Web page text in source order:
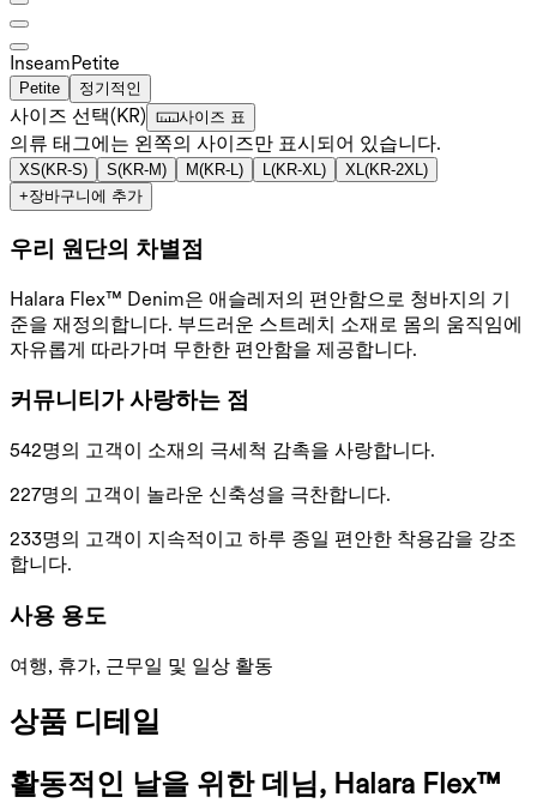
Inseam️Petite
Petite 정기적인
사이즈 선택(KR) 사이즈 표
의류 태그에는 왼쪽의 사이즈만 표시되어 있습니다.
XS(KR-S) S(KR-M) M(KR-L) L(KR-XL) XL(KR-2XL)
+장바구니에 추가
우리 원단의 차별점
Halara Flex™ Denim은 애슬레저의 편안함으로 청바지의 기
준을 재정의합니다. 부드러운 스트레치 소재로 몸의 움직임에
자유롭게 따라가며 무한한 편안함을 제공합니다.
커뮤니티가 사랑하는 점
542명의 고객이 소재의 극세척 감촉을 사랑합니다.
227명의 고객이 놀라운 신축성을 극찬합니다.
233명의 고객이 지속적이고 하루 종일 편안한 착용감을 강조
합니다.
사용 용도
여행, 휴가, 근무일 및 일상 활동
상품 디테일
활동적인 날을 위한 데님, Halara Flex™